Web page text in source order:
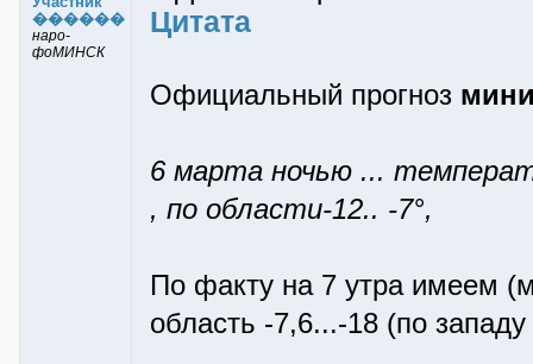
������
наро-
фоМИНСК
Цитата
Официальный прогноз
6 марта ночью ...
, по области-12.. -7°,
По факту на 7 утра имеем
область -7,6...-18 (по